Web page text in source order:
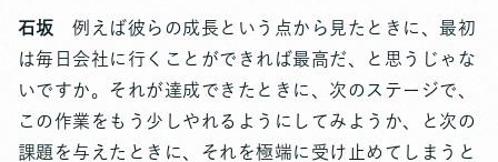
石坂
例えば彼らの成長という点から見たときに、最初
は毎日会社に行くことができれば最高だ、と思うじゃな
いですか。それが達成できたときに、次のステージで、
この作業をもう少しやれるようにしてみようか、と次の
課題を与えたときに、それを極端に受け止めてしまうと